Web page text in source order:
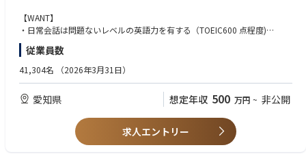
【ミッション】
グローバルNo１の競争力レベルのコスト・品質・技術を有する材料・製品
をタイムリーかつ安定的に調達するとともに、
これらを永続的に可能にする調達基盤を構築する。
また、これらの活動を通じ、会社のビジョンを実現する機動力となり、全
・国内外からの担当分野製品・部品調達業務（発注先決定/管理、価格決
【WANT】
・日常会話は問題ないレベルの英語力を有する（TOEIC600 点程度)
・海外赴任経験がある
・仕入先経営管理をする上で財務知識を有し、分析ができる
・自動車業界又は製造業界での経験
【求める人物像】
・コミュニケーション能力が高く、チームワークを重視する方
・自発的に行動し、柔軟に対応できる方
・責任感があり、目的意識を持って仕事に取り組める方
従業員数
41,304名 （2026年3月31日）
愛知県 想定年収 500 万円 ~ 非公開
求人エントリー